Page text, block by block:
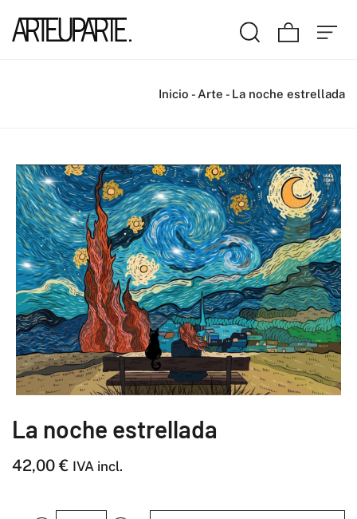
Inicio - Arte - La noche estrellada
La noche estrellada
42,00€ IVA incl.